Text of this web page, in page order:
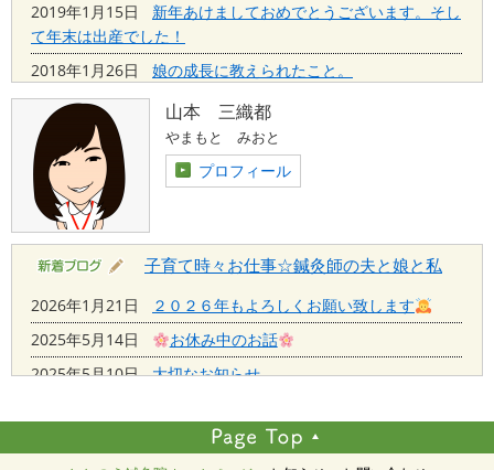
2018年6月18日
不登校の原因にもなるお腹の症状(下痢・腹
痛・吐き気)
2018年6月6日
片側のこめかみがズキンズキン脈打つように
痛い！片頭痛の原因と治療法
2018年5月24日
前に進むだけが医療じゃない！古いやり方が
最先端を上回る可能性
2019年1月15日
新年あけましておめでとうございます。そし
て年末は出産でした！
2018年1月26日
娘の成長に教えられたこと。
2017年12月5日
札幌でもインフルエンザの流行がはじまりま
した！
2017年12月4日
日本ハムファイターズ清宮選手は２１番に決
定！！
2017年10月16日
件
山本 三織都
やまもと みおと
プロフィール
子育て時々お仕事☆鍼灸師の夫と娘と私
2026年1月21日
２０２６年もよろしくお願い致します
2025年5月14日
お休み中のお話
2025年5月10日
大切なお知らせ
今年もありがとうございました